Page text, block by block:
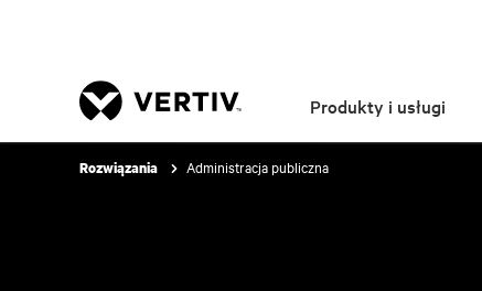
Produkty i usługi
Rozwiązania Administracja publiczna